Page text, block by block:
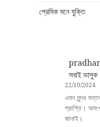
প্রেমিক মনে যুক্তি
সবাই ভাসুক
22/10/2024
এমন সুন্দর
প্রাপ্তি।
জানাই।